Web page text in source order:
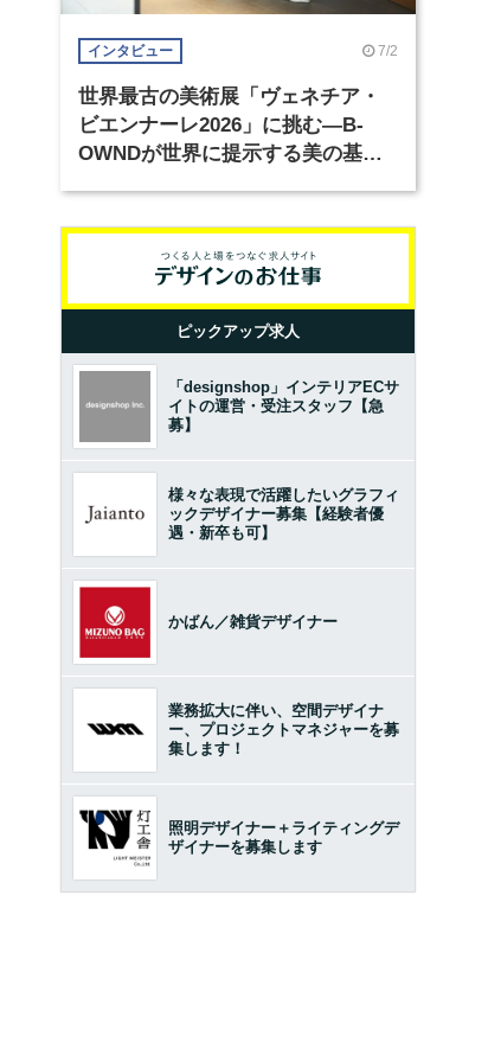
インタビュー 7/2
世界最古の美術展「ヴェネチア・
ビエンナーレ2026」に挑む―B-
OWNDが世界に提示する美の基準
ピックアップ求人
「designshop」インテリアECサ
イトの運営・受注スタッフ【急
募】
様々な表現で活躍したいグラフィ
ックデザイナー募集【経験者優
遇・新卒も可】
かばん／雑貨デザイナー
業務拡大に伴い、空間デザイナ
ー、プロジェクトマネジャーを募
集します！
照明デザイナー＋ライティングデ
ザイナーを募集します